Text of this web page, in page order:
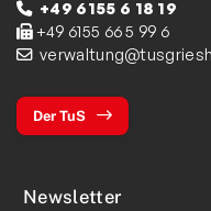
+49 6155 6 18 19
+49 6155 66 5 99 6
Der TuS
Newsletter